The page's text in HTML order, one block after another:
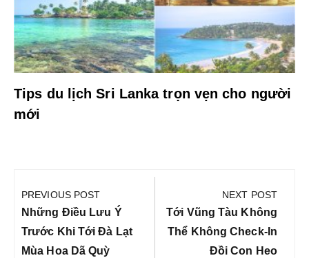
Tips du lịch Sri Lanka trọn vẹn cho người
mới
hướng
bài
viết
PREVIOUS POST
Previous
Post:
Những Điều Lưu Ý
Trước Khi Tới Đà Lạt
Mùa Hoa Dã Quỳ
NEXT POST
Next
Post:
Tới Vũng Tàu Không
Thể Không Check-In
Đồi Con Heo